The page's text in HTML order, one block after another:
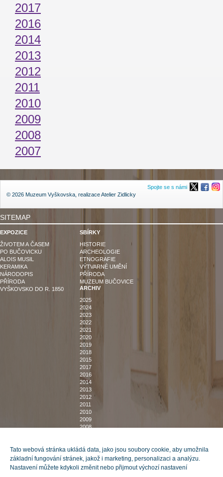
Tato webová stránka ukládá data, jako jsou soubory cookie, aby umožnila
základní fungování stránek, jakož i marketing, personalizaci a analýzu.
Nastavení můžete kdykoli změnit nebo přijmout výchozí nastavení
2017
2016
2014
2013
2012
2011
2010
2009
2008
2007
© 2026 Muzeum Vyškovska, realizaceAtelier Zidlicky
Spojte se s námi
SITEMAP
EXPOZICE
ŽIVOTEM A ČASEM
PO BUČOVICKU
ALOIS MUSIL
KERAMIKA
NÁRODOPIS
PŘÍRODA
VYŠKOVSKO DO R. 1850
SBÍRKY
HISTORIE
ARCHEOLOGIE
ETNOGRAFIE
VÝTVARNÉ UMĚNÍ
PŘÍRODA
MUZEUM BUČOVICE
ARCHIV
2025
2024
2023
2022
2021
2020
2019
2018
2015
2017
2016
2014
2013
2012
2011
2010
2009
2008
POZVÁNKY NA VÝSTAVY
BUDOVY
MUZEUM VYŠKOVSKA
KNIHOVNA
DOKUMENTY
POSKYTOVÁNÍ INFORMACÍ